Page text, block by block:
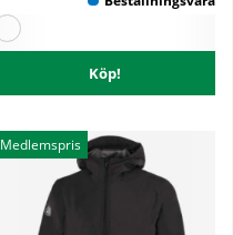
Köp!
Medlemspris